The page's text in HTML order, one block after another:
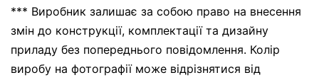
*** Виробник залишає за собою право на внесення
змін до конструкції, комплектації та дизайну
приладу без попереднього повідомлення. Колір
виробу на фотографії може відрізнятися від